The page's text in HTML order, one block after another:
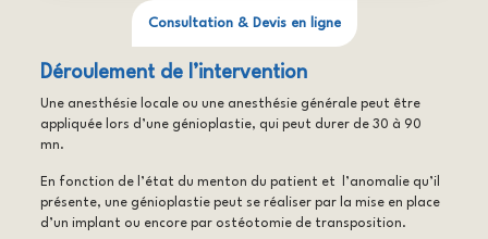
Consultation & Devis en ligne
Déroulement de l’intervention
Une anesthésie locale ou une anesthésie générale peut être
appliquée lors d’une génioplastie, qui peut durer de 30 à 90
mn.
En fonction de l’état du menton du patient et l’anomalie qu’il
présente, une génioplastie peut se réaliser par la mise en place
d’un implant ou encore par ostéotomie de transposition.